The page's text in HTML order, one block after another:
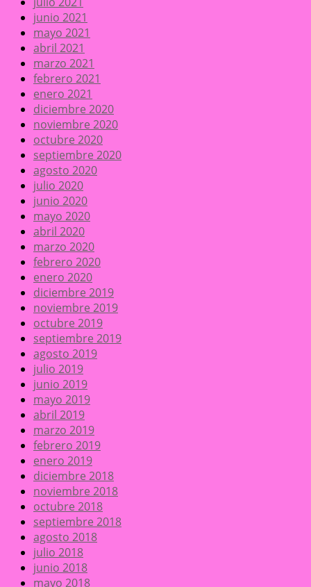
junio 2021
mayo 2021
abril 2021
marzo 2021
febrero 2021
enero 2021
diciembre 2020
noviembre 2020
octubre 2020
septiembre 2020
agosto 2020
julio 2020
junio 2020
mayo 2020
abril 2020
marzo 2020
febrero 2020
enero 2020
diciembre 2019
noviembre 2019
octubre 2019
septiembre 2019
agosto 2019
julio 2019
junio 2019
mayo 2019
abril 2019
marzo 2019
febrero 2019
enero 2019
diciembre 2018
noviembre 2018
octubre 2018
septiembre 2018
agosto 2018
julio 2018
junio 2018
mayo 2018